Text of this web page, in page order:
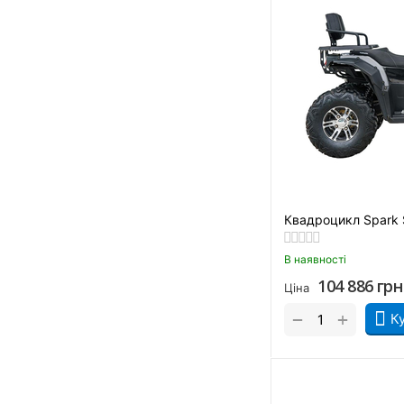
Квадроцикл Spark
В наявності
Ціна 104 886 грн
+
−